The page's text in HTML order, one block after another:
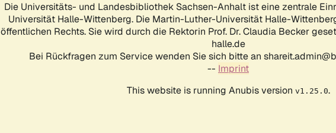
Die Universitäts- und Landesbibliothek Sachsen-Anhalt ist eine zentrale
Universität Halle-Wittenberg. Die Martin-Luther-Universität Halle-
öffentlichen Rechts. Sie wird durch die Rektorin Prof. Dr. Claudia Becker
halle.de
Bei Rückfragen zum Service wenden Sie sich bitte an
-- Imprint
This website is running Anubis version v1.25.0.